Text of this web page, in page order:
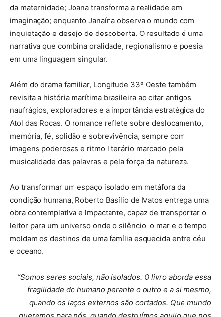
da maternidade; Joana transforma a realidade em
imaginação; enquanto Janaína observa o mundo com
inquietação e desejo de descoberta. O resultado é uma
narrativa que combina oralidade, regionalismo e poesia
em uma linguagem singular.
Além do drama familiar, Longitude 33º Oeste também
revisita a história marítima brasileira ao citar antigos
naufrágios, exploradores e a importância estratégica do
Atol das Rocas. O romance reflete sobre deslocamento,
memória, fé, solidão e sobrevivência, sempre com
imagens poderosas e ritmo literário marcado pela
musicalidade das palavras e pela força da natureza.
Ao transformar um espaço isolado em metáfora da
condição humana, Roberto Basílio de Matos entrega uma
obra contemplativa e impactante, capaz de transportar o
leitor para um universo onde o silêncio, o mar e o tempo
moldam os destinos de uma família esquecida entre céu
e oceano.
“Somos seres sociais, não isolados. O livro aborda essa
fragilidade do humano perante o outro e a si mesmo,
quando os laços externos são cortados. Que mundo